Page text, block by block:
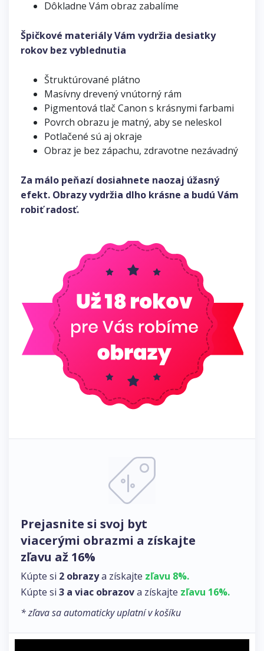
Dôkladne Vám obraz zabalíme
Špičkové materiály Vám vydržia desiatky
rokov bez vyblednutia
Štruktúrované plátno
Masívny drevený vnútorný rám
Pigmentová tlač Canon s krásnymi farbami
Povrch obrazu je matný, aby se neleskol
Potlačené sú aj okraje
Obraz je bez zápachu, zdravotne nezávadný
Za málo peňazí dosiahnete naozaj úžasný
efekt. Obrazy vydržia dlho krásne a budú Vám
robiť radosť.
Prejasnite si svoj byt
viacerými obrazmi a získajte
zľavu až 16%
Kúpte si 2 obrazya získajte zľavu 8%.
Kúpte si 3 a viac obrazova získajte zľavu 16%.
* zľava sa automaticky uplatní v košíku